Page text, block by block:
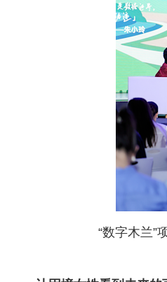
“数字木兰”